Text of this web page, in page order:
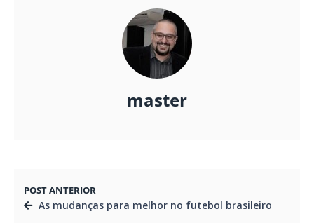
master
POST ANTERIOR
As mudanças para melhor no futebol brasileiro